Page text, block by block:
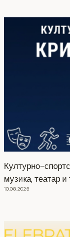
Културно-
музика, театар и
10.08.2026